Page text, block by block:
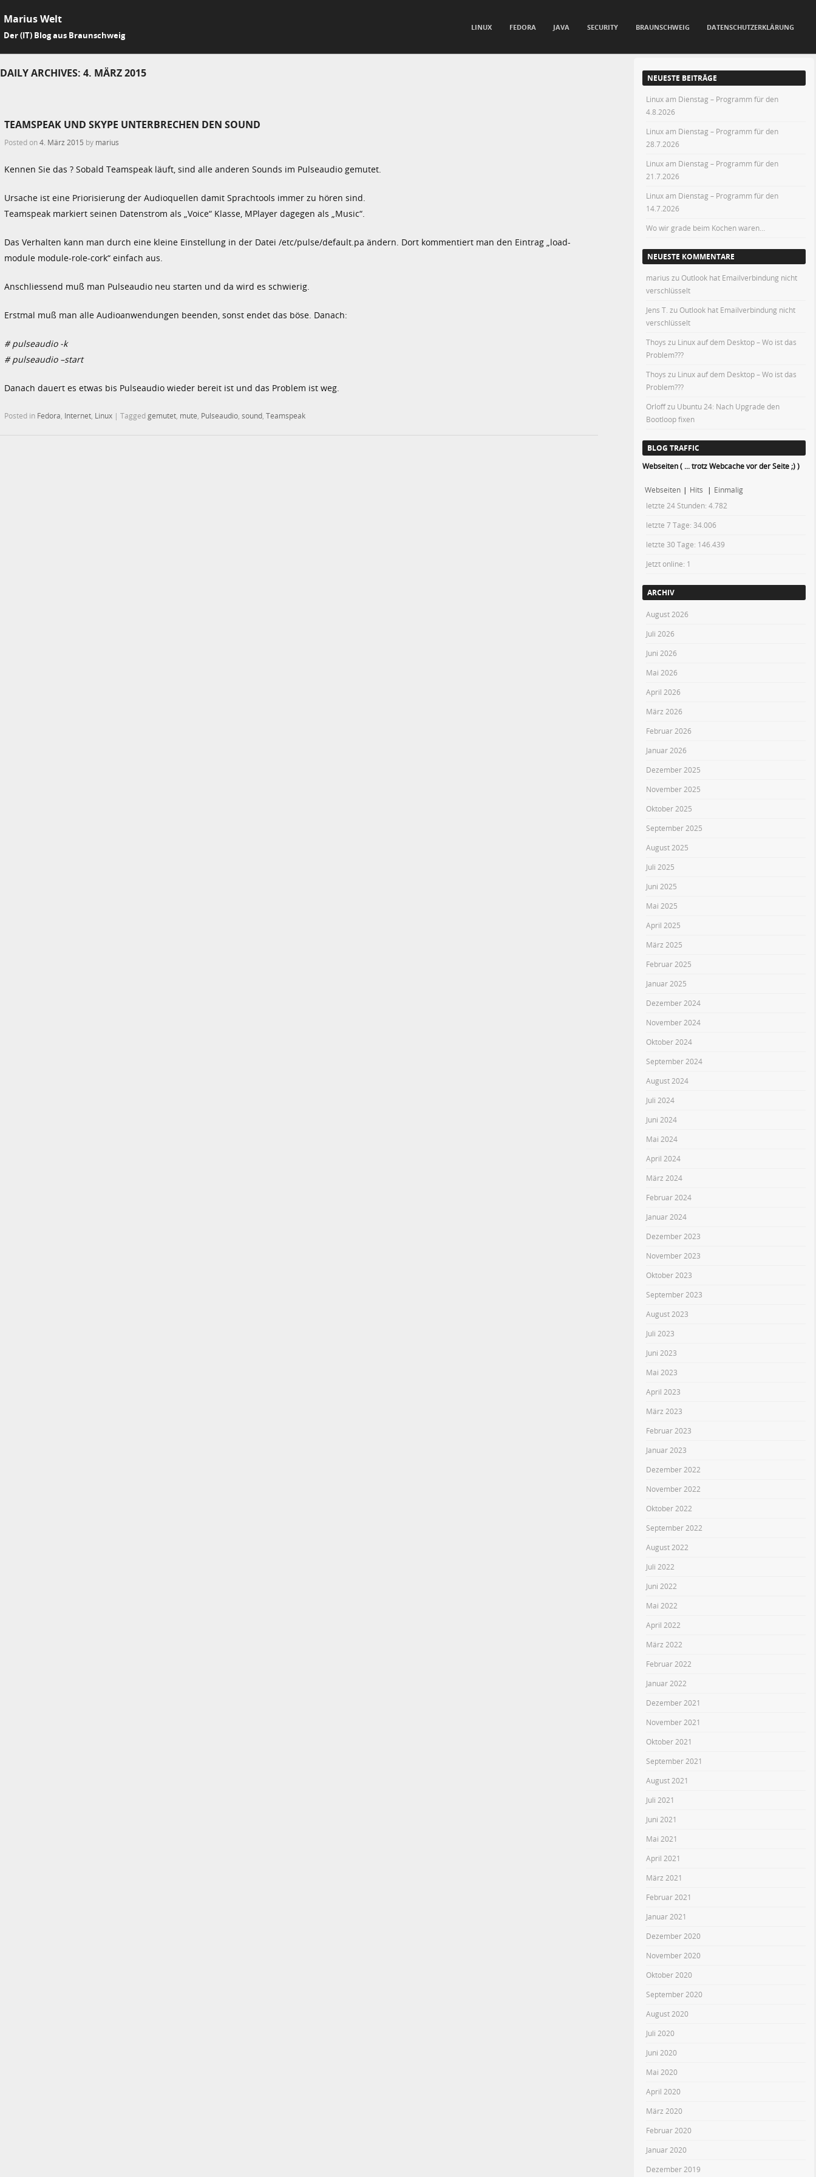
Marius Welt
Der (IT) Blog aus Braunschweig
LINUX FEDORA JAVA SECURITY BRAUNSCHWEIG DATENSCHUTZERKLÄRUNG
DAILY ARCHIVES: 4. MÄRZ 2015
TEAMSPEAK UND SKYPE UNTERBRECHEN DEN SOUND
Posted on4. März 2015 by marius
Kennen Sie das ? Sobald Teamspeak läuft, sind alle anderen Sounds im Pulseaudio gemutet.
Ursache ist eine Priorisierung der Audioquellen damit Sprachtools immer zu hören sind.
Teamspeak markiert seinen Datenstrom als „Voice“ Klasse, MPlayer dagegen als „Music“.
Das Verhalten kann man durch eine kleine Einstellung in der Datei /etc/pulse/default.pa ändern. Dort kommentiert man den Eintrag „load-
module module-role-cork“ einfach aus.
Anschliessend muß man Pulseaudio neu starten und da wird es schwierig.
Erstmal muß man alle Audioanwendungen beenden, sonst endet das böse. Danach:
# pulseaudio -k
# pulseaudio –start
Danach dauert es etwas bis Pulseaudio wieder bereit ist und das Problem ist weg.
Posted in Fedora Internet Linux | Taggedgemutet mute Pulseaudio sound Teamspeak
NEUESTE BEITRÄGE
Linux am Dienstag – Programm für den
4.8.2026
Linux am Dienstag – Programm für den
28.7.2026
Linux am Dienstag – Programm für den
21.7.2026
Linux am Dienstag – Programm für den
14.7.2026
Wo wir grade beim Kochen waren…
NEUESTE KOMMENTARE
marius zuOutlook hat Emailverbindung nicht
verschlüsselt
Jens T. zuOutlook hat Emailverbindung nicht
verschlüsselt
Thoys zu Linux auf dem Desktop – Wo ist das
Problem???
Thoys zu Linux auf dem Desktop – Wo ist das
Problem???
Orloffzu Ubuntu 24: Nach Upgrade den
Bootloop fixen
BLOG TRAFFIC
Webseiten ( ... trotz Webcache vor der Seite ;) )
Webseiten | Hits | Einmalig
letzte 24 Stunden:4.782
letzte 7 Tage: 34.006
letzte 30 Tage: 146.439
Jetzt online: 1
ARCHIV
August 2026
Juli 2026
Juni 2026
Mai 2026
April 2026
März 2026
Februar 2026
Januar 2026
Dezember 2025
November 2025
Oktober 2025
September 2025
August 2025
Juli 2025
Juni 2025
Mai 2025
April 2025
März 2025
Februar 2025
Januar 2025
Dezember 2024
November 2024
Oktober 2024
September 2024
August 2024
Juli 2024
Juni 2024
Mai 2024
April 2024
März 2024
Februar 2024
Januar 2024
Dezember 2023
November 2023
Oktober 2023
September 2023
August 2023
Juli 2023
Juni 2023
Mai 2023
April 2023
März 2023
Februar 2023
Januar 2023
Dezember 2022
November 2022
Oktober 2022
September 2022
August 2022
Juli 2022
Juni 2022
Mai 2022
April 2022
März 2022
Februar 2022
Januar 2022
Dezember 2021
November 2021
Oktober 2021
September 2021
August 2021
Juli 2021
Juni 2021
Mai 2021
April 2021
März 2021
Februar 2021
Januar 2021
Dezember 2020
November 2020
Oktober 2020
September 2020
August 2020
Juli 2020
Juni 2020
Mai 2020
April 2020
März 2020
Februar 2020
Januar 2020
Dezember 2019